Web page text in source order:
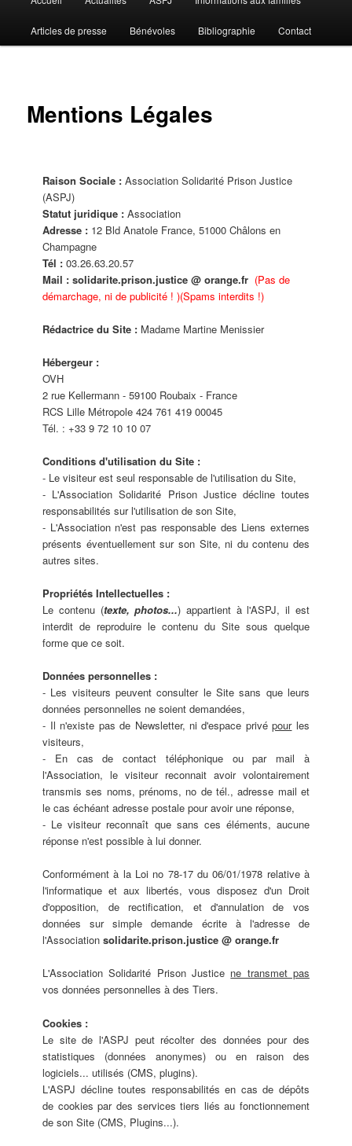
principal
Articles de presse Bénévoles Bibliographie Contact
Mentions Légales
Raison Sociale : Association Solidarité Prison Justice
(ASPJ)
Statut juridique : Association
Adresse : 12 Bld Anatole France, 51000 Châlons en
Champagne
Tél :03.26.63.20.57
Mail : solidarite.prison.justice @ orange.fr (Pas de
démarchage, ni de publicité ! )(Spams interdits !)
Rédactrice du Site : Madame Martine Menissier
Hébergeur :
OVH
2 rue Kellermann - 59100 Roubaix - France
RCS Lille Métropole 424 761 419 00045
Tél. : +33 9 72 10 10 07
Conditions d'utilisation du Site :
- Le visiteur est seul responsable de l'utilisation du Site,
- L'Association Solidarité Prison Justice décline toutes
responsabilités sur l'utilisation de son Site,
- L'Association n'est pas responsable des Liens externes
présents éventuellement sur son Site, ni du contenu des
autres sites.
Propriétés Intellectuelles :
Le contenu (texte, photos...) appartient à l'ASPJ, il est
interdit de reproduire le contenu du Site sous quelque
forme que ce soit.
Données personnelles :
- Les visiteurs peuvent consulter le Site sans que leurs
données personnelles ne soient demandées,
- Il n'existe pas de Newsletter, ni d'espace privépourles
visiteurs,
- En cas de contact téléphonique ou par mail à
l'Association, le visiteur reconnait avoir volontairement
transmis ses noms, prénoms, no de tél., adresse mail et
le cas échéant adresse postale pour avoir une réponse,
- Le visiteur reconnaît que sans ces éléments, aucune
réponse n'est possible à lui donner.
Conformément à la Loi no 78-17 du 06/01/1978 relative à
l'informatique et aux libertés, vous disposez d'un Droit
d'opposition, de rectification, et d'annulation de vos
données sur simple demande écrite à l'adresse de
l'Associationsolidarite.prison.justice @ orange.fr
L'Association Solidarité Prison Justice ne transmet pas
vos données personnelles à des Tiers.
Cookies :
Le site de l'ASPJ peut récolter des données pour des
statistiques (données anonymes) ou en raison des
logiciels... utilisés (CMS, plugins).
L'ASPJ décline toutes responsabilités en cas de dépôts
de cookies par des services tiers liés au fonctionnement
de son Site (CMS, Plugins...).